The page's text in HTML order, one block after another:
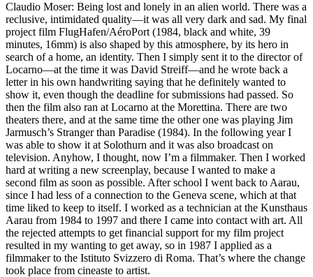
Claudio Moser: Being lost and lonely in an alien world. There was a
reclusive, intimidated quality—it was all very dark and sad. My final
project film FlugHafen/AéroPort (1984, black and white, 39
minutes, 16mm) is also shaped by this atmosphere, by its hero in
search of a home, an identity. Then I simply sent it to the director of
Locarno—at the time it was David Streiff—and he wrote back a
letter in his own handwriting saying that he definitely wanted to
show it, even though the deadline for submissions had passed. So
then the film also ran at Locarno at the Morettina. There are two
theaters there, and at the same time the other one was playing Jim
Jarmusch’s Stranger than Paradise (1984). In the following year I
was able to show it at Solothurn and it was also broadcast on
television. Anyhow, I thought, now I’m a filmmaker. Then I worked
hard at writing a new screenplay, because I wanted to make a
second film as soon as possible. After school I went back to Aarau,
since I had less of a connection to the Geneva scene, which at that
time liked to keep to itself. I worked as a technician at the Kunsthaus
Aarau from 1984 to 1997 and there I came into contact with art. All
the rejected attempts to get financial support for my film project
resulted in my wanting to get away, so in 1987 I applied as a
filmmaker to the Istituto Svizzero di Roma. That’s where the change
took place from cineaste to artist.